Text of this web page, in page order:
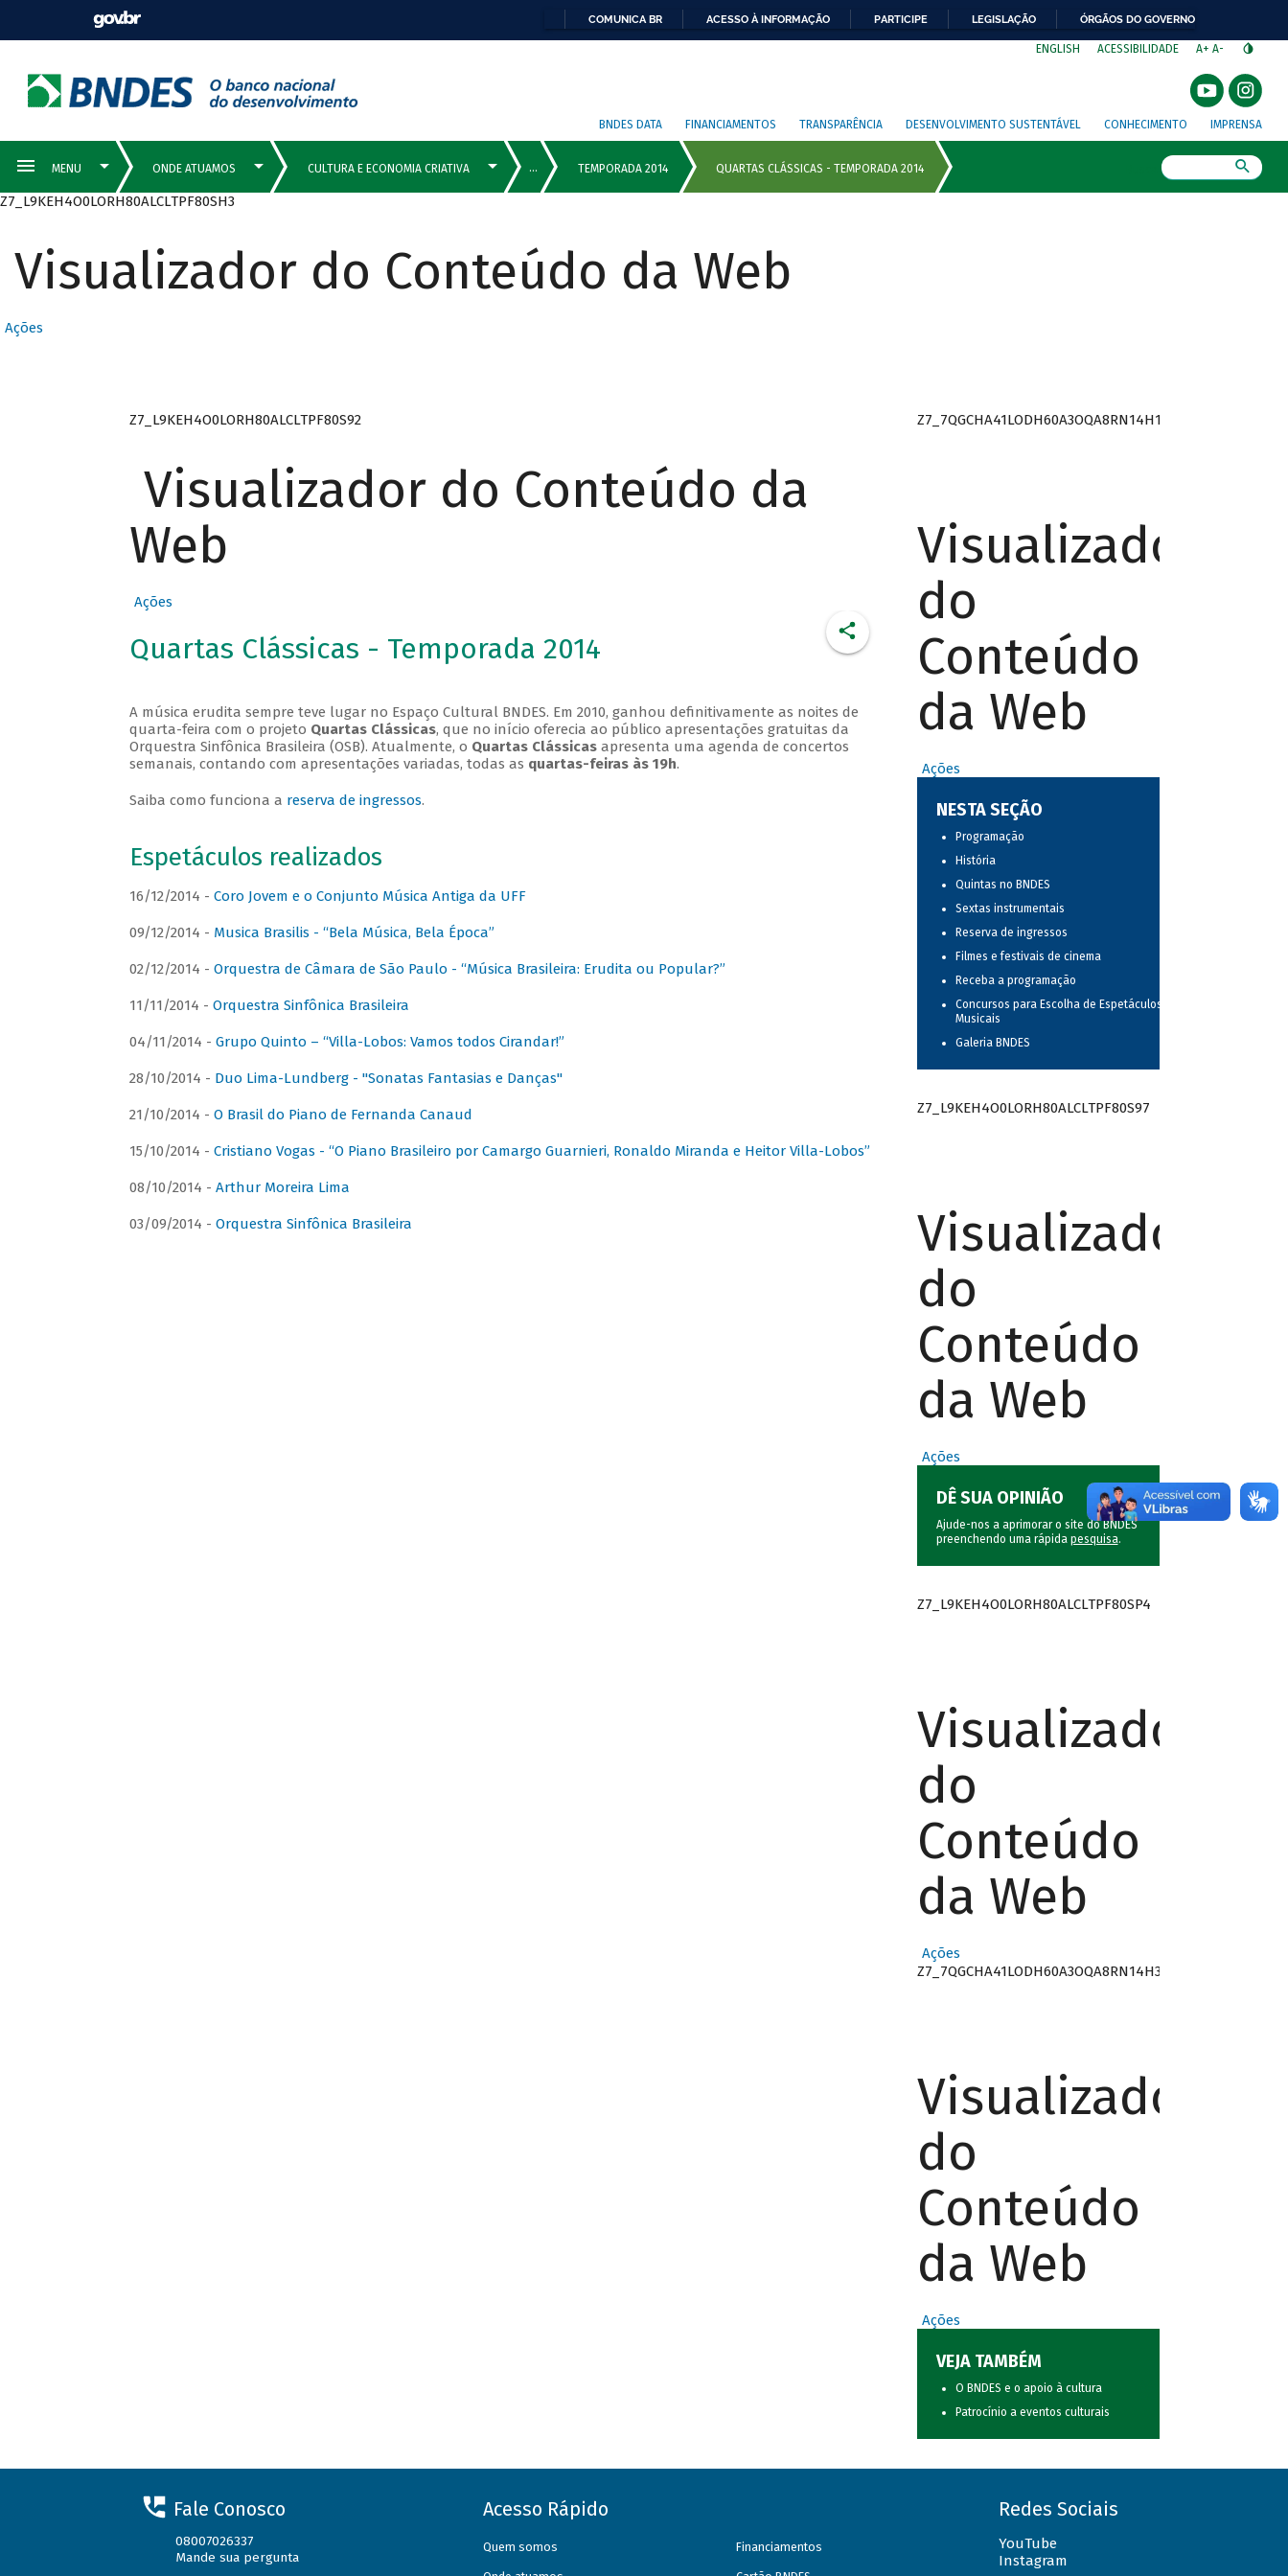
COMUNICA BR ACESSO À INFORMAÇÃO PARTICIPE LEGISLAÇÃO ÓRGÃOS DO GOVERNO
ENGLISH ACESSIBILIDADE A+ A-
BNDES DATA FINANCIAMENTOS TRANSPARÊNCIA DESENVOLVIMENTO SUSTENTÁVEL CONHECIMENTO IMPRENSA
Z7_L9KEH4O0LORH80ALCLTPF80SH3
Visualizador do Conteúdo da Web
Ações
Z7_L9KEH4O0LORH80ALCLTPF80S92
Visualizador do Conteúdo da
Web
Ações
Quartas Clássicas - Temporada 2014
A música erudita sempre teve lugar no Espaço Cultural BNDES. Em 2010, ganhou definitivamente as noites de
quarta-feira com o projeto Quartas Clássicas, que no início oferecia ao público apresentações gratuitas da
Orquestra Sinfônica Brasileira (OSB). Atualmente, o Quartas Clássicasapresenta uma agenda de concertos
semanais, contando com apresentações variadas, todas as quartas-feiras às 19h.
Saiba como funciona a reserva de ingressos.
Espetáculos realizados
16/12/2014 - Coro Jovem e o Conjunto Música Antiga da UFF
09/12/2014 - Musica Brasilis - “Bela Música, Bela Época”
02/12/2014 - Orquestra de Câmara de São Paulo - “Música Brasileira: Erudita ou Popular?”
11/11/2014 - Orquestra Sinfônica Brasileira
04/11/2014 - Grupo Quinto – “Villa-Lobos: Vamos todos Cirandar!”
28/10/2014 - Duo Lima-Lundberg - "Sonatas Fantasias e Danças"
21/10/2014 - O Brasil do Piano de Fernanda Canaud
15/10/2014 - Cristiano Vogas - “O Piano Brasileiro por Camargo Guarnieri, Ronaldo Miranda e Heitor Villa-Lobos”
08/10/2014 - Arthur Moreira Lima
03/09/2014 - Orquestra Sinfônica Brasileira
Z7_7QGCHA41LODH60A3OQA8RN14H1
Visualizador
do
Conteúdo
da Web
Ações
NESTA SEÇÃO
Programação
História
Quintas no BNDES
Sextas instrumentais
Reserva de ingressos
Filmes e festivais de cinema
Receba a programação
Concursos para Escolha de Espetáculos
Musicais
Galeria BNDES
Z7_L9KEH4O0LORH80ALCLTPF80S97
Visualizador
do
Conteúdo
da Web
Ações
DÊ SUA OPINIÃO
Ajude-nos a aprimorar o site do BNDES
preenchendo uma rápida pesquisa.
Z7_L9KEH4O0LORH80ALCLTPF80SP4
Visualizador
do
Conteúdo
da Web
Ações
Z7_7QGCHA41LODH60A3OQA8RN14H3
Visualizador
do
Conteúdo
da Web
Ações
VEJA TAMBÉM
O BNDES e o apoio à cultura
Patrocínio a eventos culturais
Fale Conosco
08007026337
Mande sua pergunta
Acesso Rápido
Quem somos Financiamentos
Redes Sociais
YouTube
Instagram